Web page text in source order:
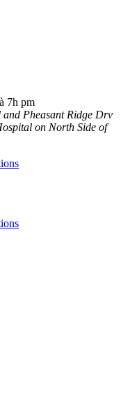
7h pm
Pheasant Ridge Drv
on North Side of